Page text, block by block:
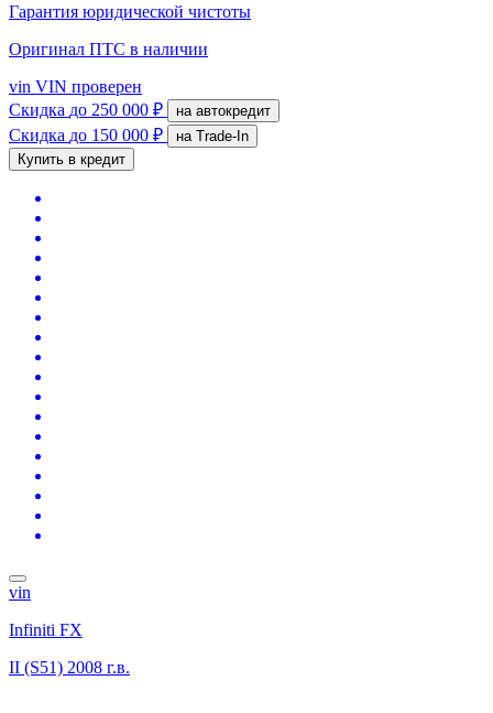
Гарантия юридической чистоты
Оригинал ПТС в наличии
vin VIN проверен
Скидка до 250 000 ₽ на автокредит
Скидка до 150 000 ₽
на Trade-In
Купить в кредит
vin
Infiniti FX
II (S51) 2008 г.в.